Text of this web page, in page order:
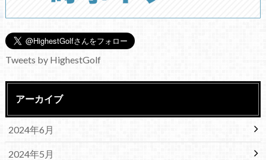
Tweets by HighestGolf
アーカイブ
2024年6月
2024年5月